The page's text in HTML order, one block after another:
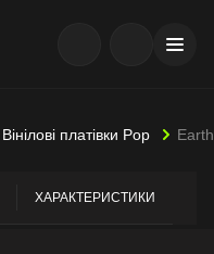
Вінілові платівки Pop
ХАРАКТЕРИСТИКИ